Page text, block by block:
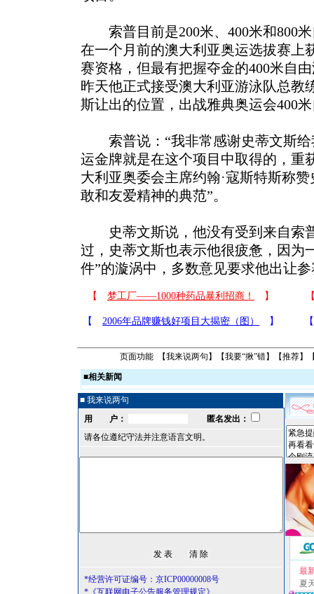
索普目前是200米、400米和800米
在一个月前的澳大利亚奥运选拔赛上
赛资格，但最有把握夺金的400米自
昨天他正式接受澳大利亚游泳队总教
斯让出的位置，出战雅典奥运会400
索普说：“我非常感谢史蒂文斯给
运金牌就是在这个项目中取得的，重
大利亚奥委会主席约翰·寇斯特斯称
敢和友爱精神的典范”。
史蒂文斯说，他没有受到来自索
过，史蒂文斯也表示他很疲惫，因为
件”的漩涡中，多数意见要求他出让
页面功能 【我来说两句 】【我要“揪”错】【推荐】
■相关新闻
■ 我来说两句
用 户：
匿名发出：
请各位遵纪守法并注意语言文明。
*经营许可证编号：京ICP00000008号
*《互联网电子公告服务管理规定》
最
夏